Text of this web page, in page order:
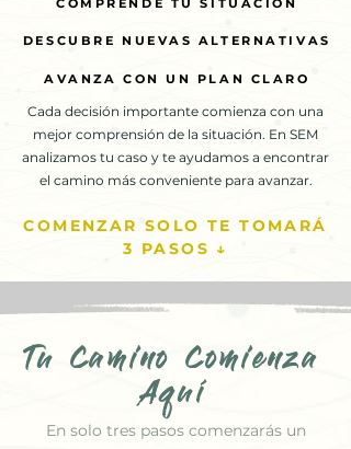
DESCUBRE NUEVAS ALTERNATIVAS
AVANZA CON UN PLAN CLARO
DESCUBRE NUEVAS ALTERNATIVAS
AVANZA CON UN PLAN CLARO
Cada decisión importante comienza con una
mejor comprensión de la situación. En SEM
analizamos tu caso y te ayudamos a encontrar
el camino más conveniente para avanzar.
COMENZAR SOLO TE TOMARÁ
3 PASOS ↓
Tu Camino Comienza
Aquí
En solo tres pasos comenzarás un